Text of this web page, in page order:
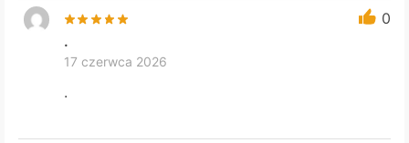
0
.
17 czerwca 2026
.